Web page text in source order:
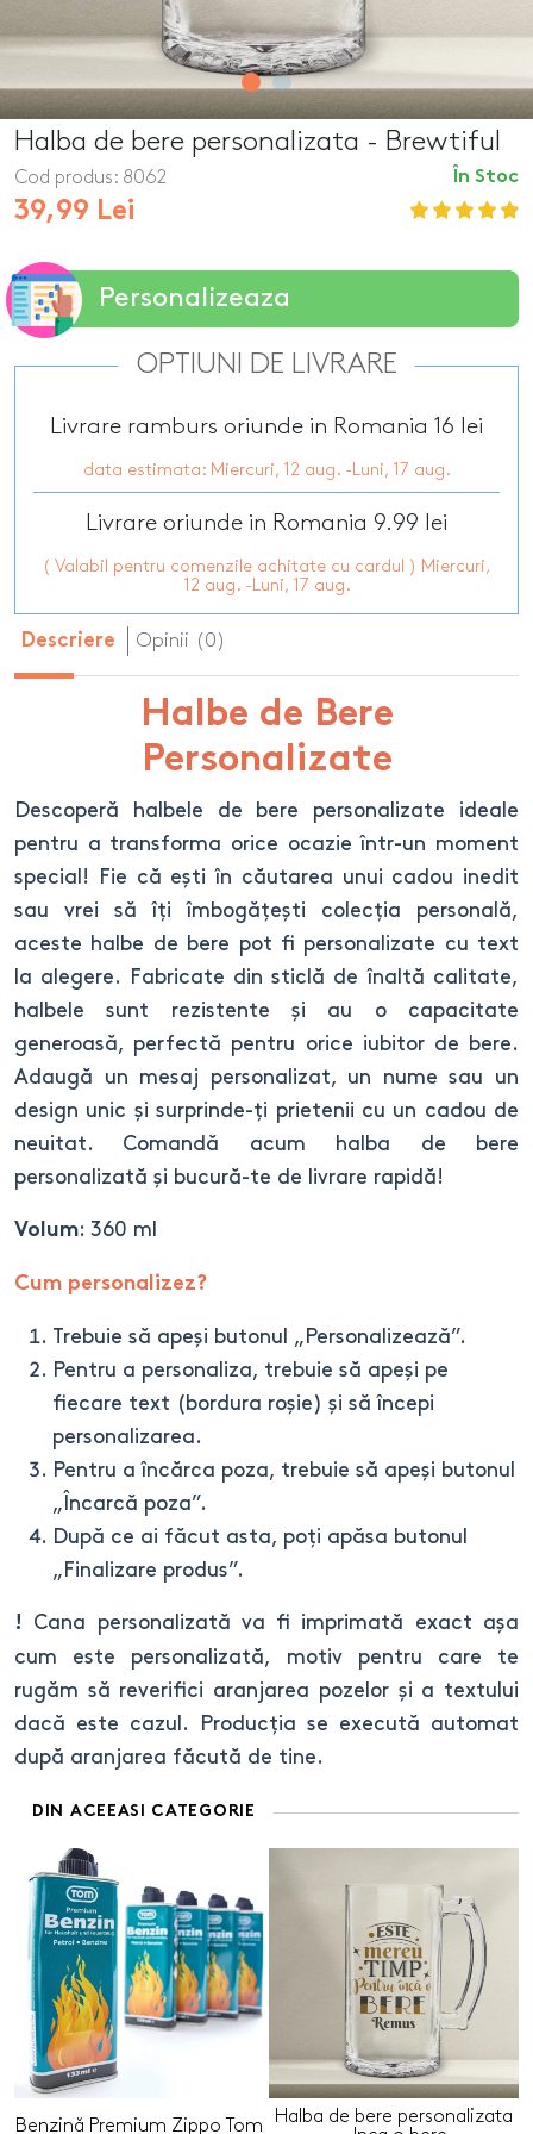
Halba de bere personalizata - Brewtiful
În Stoc
Cod produs: 8062
39,99 Lei
Personalizeaza
OPTIUNI DE LIVRARE
Livrare ramburs oriunde in Romania 16 lei
data estimata: Miercuri, 12 aug. -Luni, 17 aug.
Livrare oriunde in Romania 9.99 lei
( Valabil pentru comenzile achitate cu cardul ) Miercuri,
12 aug. -Luni, 17 aug.
Descriere Opinii (0)
Halbe de Bere
Personalizate
Descoperă halbele de bere personalizate ideale
pentru a transforma orice ocazie într-un moment
special! Fie că ești în căutarea unui cadou inedit
sau vrei să îți îmbogățești colecția personală,
aceste halbe de bere pot fi personalizate cu text
la alegere. Fabricate din sticlă de înaltă calitate,
halbele sunt rezistente și au o capacitate
generoasă, perfectă pentru orice iubitor de bere.
Adaugă un mesaj personalizat, un nume sau un
design unic și surprinde-ți prietenii cu un cadou de
neuitat. Comandă acum halba de bere
personalizată și bucură-te de livrare rapidă!
Volum: 360 ml
Cum personalizez?
Trebuie să apeși butonul „Personalizează”.
Pentru a personaliza, trebuie să apeși pe
fiecare text (bordura roșie) și să începi
personalizarea.
Pentru a încărca poza, trebuie să apeși butonul
„Încarcă poza”.
După ce ai făcut asta, poți apăsa butonul
„Finalizare produs”.
!
Cana personalizată va fi imprimată exact așa
cum este personalizată, motiv pentru care te
rugăm să reverifici aranjarea pozelor și a textului
dacă este cazul. Producția se execută automat
după aranjarea făcută de tine.
DIN ACEEASI CATEGORIE
Benzină Premium Zippo Tom
Halba de bere personalizata